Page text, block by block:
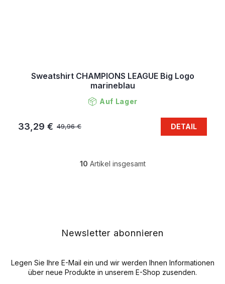
Sweatshirt CHAMPIONS LEAGUE Big Logo
marineblau
Auf Lager
49,96 €
33,29 € DETAIL
S
e
n
10 Artikel insgesamt
Newsletter abonnieren
Legen Sie Ihre E-Mail ein und wir werden Ihnen Informationen
über neue Produkte in unserem E-Shop zusenden.